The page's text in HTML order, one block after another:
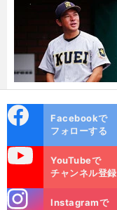
ok
Facebookで
フォローする
YouTubeで
チャンネル登録
Instagramで